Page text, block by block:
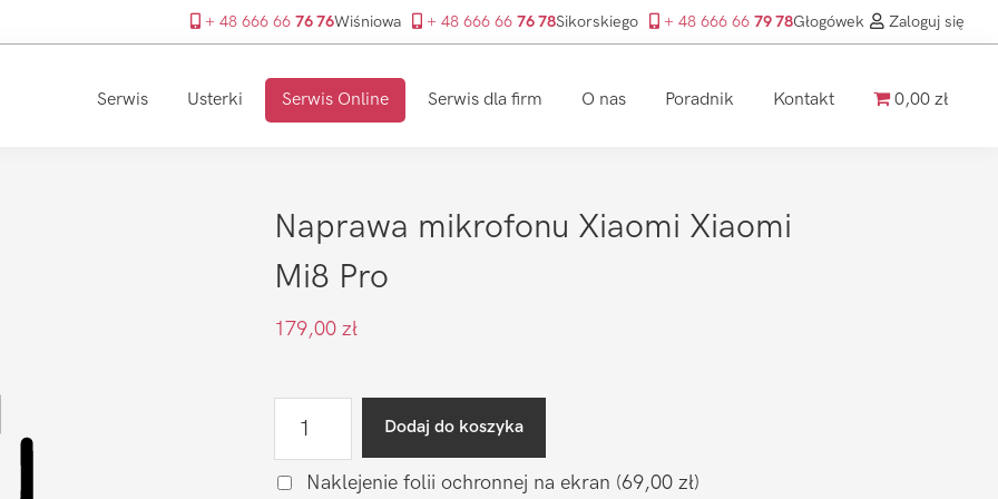
+ 48 666 66 76 76Wiśniowa + 48 666 66 76 78Sikorskiego + 48 666 66 79 78Głogówek Zaloguj się
Serwis Usterki Serwis Online Serwis dla firm O nas Poradnik Kontakt 0,00 zł
Naprawa mikrofonu Xiaomi Xiaomi
Mi8 Pro
179,00 zł
mikrofonu
Dodaj do koszyka
Naklejenie folii ochronnej na ekran (69,00 zł)